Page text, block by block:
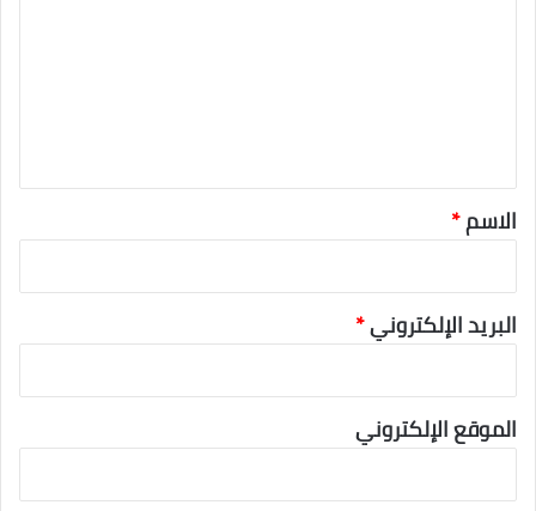
الاسم*
البريد الإلكتروني*
الموقع الإلكتروني